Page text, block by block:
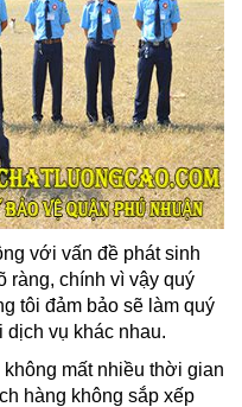
với vấn đề phát sinh
ràng, chính vì vậy quý
tôi đảm bảo sẽ làm quý
dịch vụ khác nhau.
mất nhiều thời gian
hàng không sắp xếp